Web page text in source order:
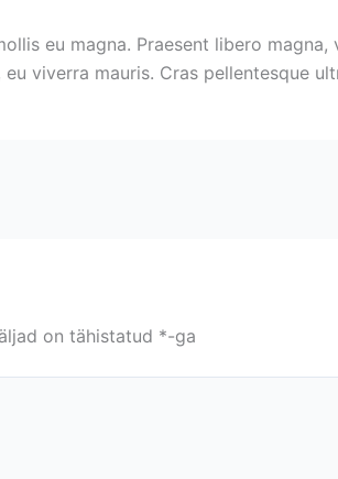
eu magna. Praesent libero
viverra mauris. Cras pellentesque
on tähistatud *-ga